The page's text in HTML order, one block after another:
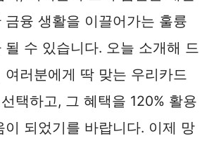
금융 생활을 이끌어가는 훌륭
될 수 있습니다. 오늘 소개해 드
여러분에게 딱 맞는 우리카드
택하고, 그 혜택을 120% 활용
이 되었기를 바랍니다. 이제 망